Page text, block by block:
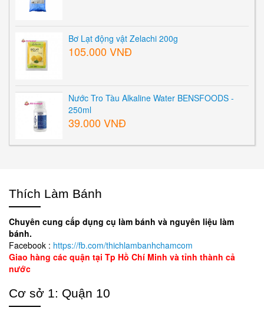
Bơ Lạt động vật Zelachi 200g
105.000 VNĐ
Nước Tro Tàu Alkaline Water BENSFOODS -
250ml
39.000 VNĐ
Thích Làm Bánh
Chuyên cung cấp dụng cụ làm bánh và nguyên liệu làm
bánh.
Facebook : https://fb.com/thichlambanhchamcom
Giao hàng các quận tại Tp Hồ Chí Minh và tỉnh thành cả
nước
Cơ sở 1: Quận 10